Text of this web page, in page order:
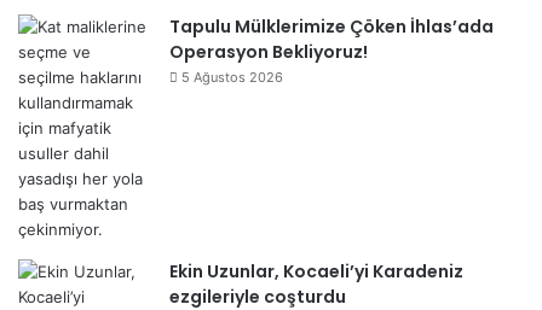
Tapulu Mülklerimize Çöken İhlas’ada
Operasyon Bekliyoruz!
5 Ağustos 2026
Ekin Uzunlar, Kocaeli’yi Karadeniz
ezgileriyle coşturdu